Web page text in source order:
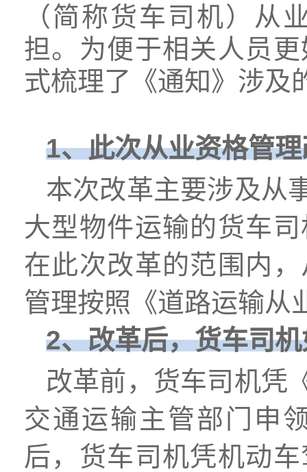
（简称货车司机）从
担。为便于相关人员
式梳理了《通知》涉及
1、此次从业资格管
本次改革主要涉及从
大型物件运输的货车
在此次改革的范围内
管理按照《道路运输从
2、改革后，货车司
改革前，货车司机凭
交通运输主管部门申
后，货车司机凭机动